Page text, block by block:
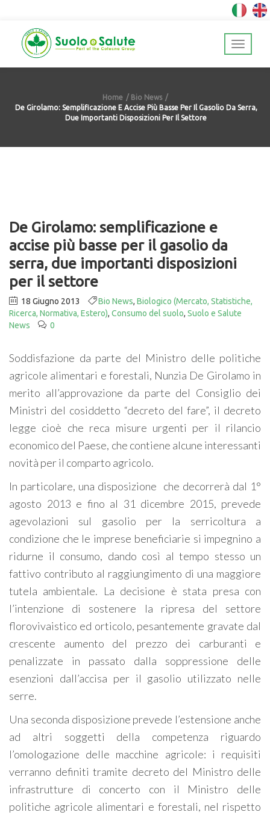
Home
Bio News
De Girolamo: Semplificazione E Accise Più Basse Per Il Gasolio Da Serra,
Due Importanti Disposizioni Per Il Settore
De Girolamo: semplificazione e
accise più basse per il gasolio da
serra, due importanti disposizioni
per il settore
18 Giugno 2013 Bio News, Biologico (Mercato, Statistiche,
Ricerca, Normativa, Estero), Consumo del suolo, Suolo e Salute
News
0
Soddisfazione da parte del Ministro delle politiche
agricole alimentari e forestali, Nunzia De Girolamo in
merito all’approvazione da parte del Consiglio dei
Ministri del cosiddetto “decreto del fare”, il decreto
legge cioè che reca misure urgenti per il rilancio
economico del Paese, che contiene alcune interessanti
novità per il comparto agricolo.
In particolare, una disposizione che decorrerà dal 1°
agosto 2013 e fino al 31 dicembre 2015, prevede
agevolazioni sul gasolio per la serricoltura a
condizione che le imprese beneficiarie si impegnino a
ridurne il consumo, dando così al tempo stesso un
fattivo contributo al raggiungimento di una maggiore
tutela ambientale. La decisione è stata presa con
l’intenzione di sostenere la ripresa del settore
florovivaistico ed orticolo, pesantemente gravate dal
crescente aumento del prezzo dei carburanti e
penalizzate in passato dalla soppressione delle
esenzioni dall’accisa per il gasolio utilizzato nelle
serre.
Una seconda disposizione prevede l’estensione anche
ad altri soggetti della competenza riguardo
l’omologazione delle macchine agricole: i requisiti
verranno definiti tramite decreto del Ministro delle
infrastrutture di concerto con il Ministro delle
politiche agricole alimentari e forestali, nel rispetto